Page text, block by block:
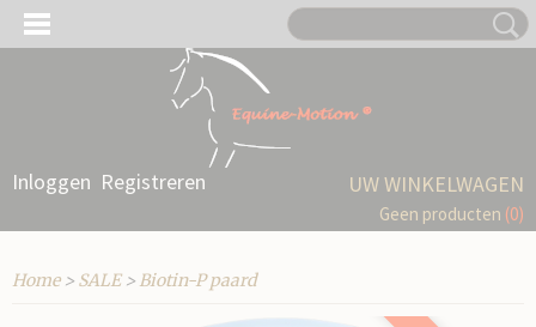
Inloggen Registreren UW WINKELWAGEN
Geen producten (0)
Home> SALE> Biotin-P paard